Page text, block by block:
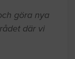
göra nya
där vi